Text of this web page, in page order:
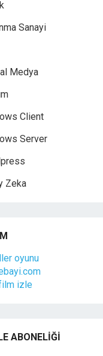
Sanayi
Medya
Client
Server
Zeka
oyunu
izle
ABONELIĞI